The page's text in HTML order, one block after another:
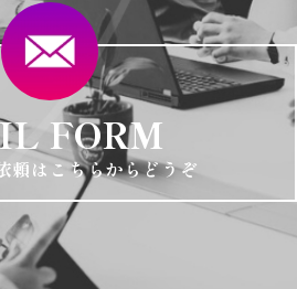
FORM
頼はこちらからどうぞ